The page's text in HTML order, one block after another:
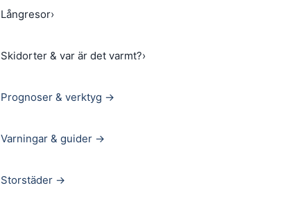
Långresor›
Skidorter & var är det varmt?›
Prognoser & verktyg →
Varningar & guider →
Storstäder →